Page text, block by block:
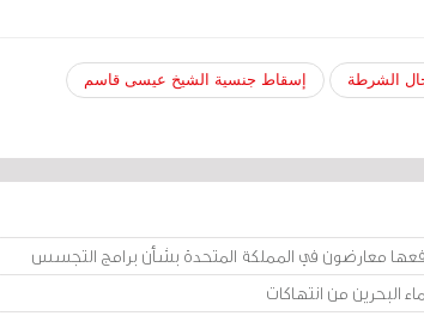
الشرطة إسقاط جنسية الشيخ عيسى قاسم
معارضون في المملكة المتحدة بشأن برامج التجسس
البحرين من انتهاكات